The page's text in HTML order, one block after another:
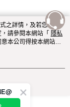
之詳情，及若您不希
請參閱本網站「 隱私
本公司得按本網站使